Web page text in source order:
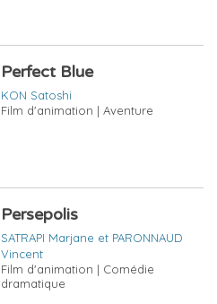
Perfect Blue
KON Satoshi
Film d'animation | Aventure
Persepolis
SATRAPI Marjane et PARONNAUD
Vincent
Film d'animation | Comédie
dramatique